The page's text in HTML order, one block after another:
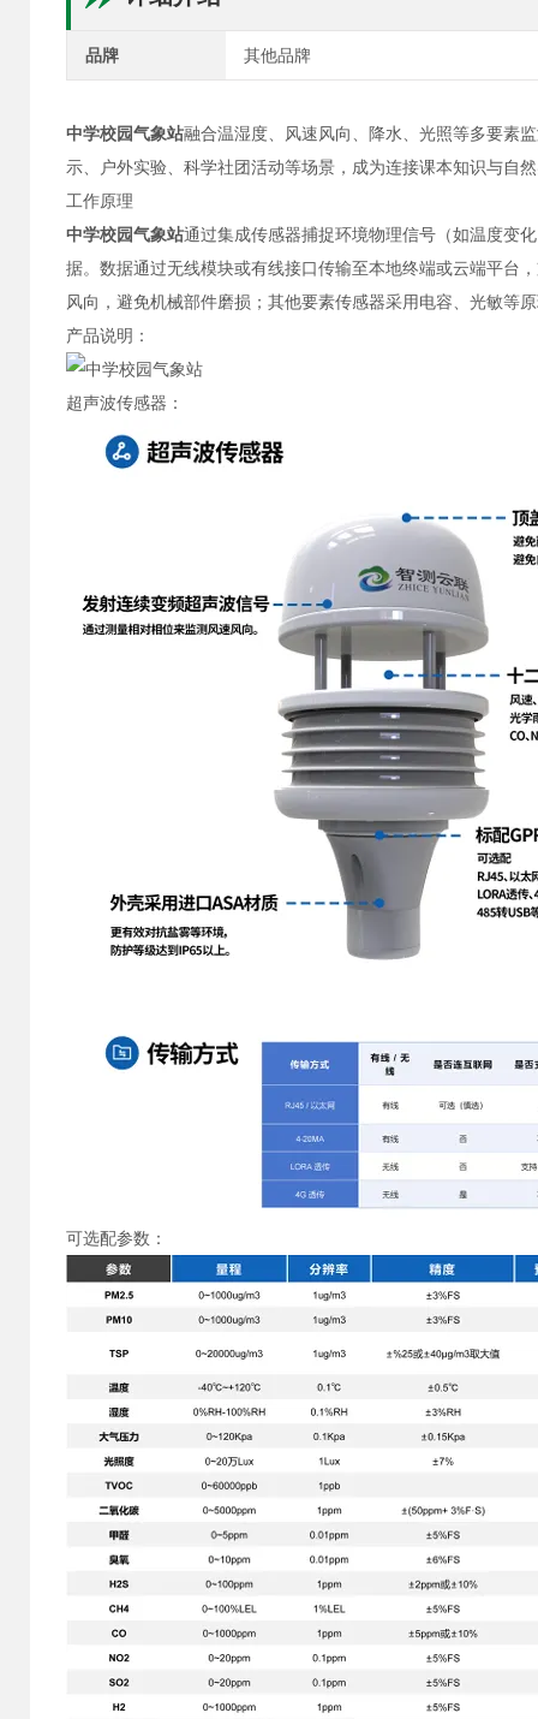
品牌 其他品牌
中学校园气象站融合温湿度、风速风向、降水、光照等多要素
示、户外实验、科学社团活动等场景，成为连接课本知识与自
工作原理
中学校园气象站通过集成传感器捕捉环境物理信号（如温度变
据。数据通过无线模块或有线接口传输至本地终端或云端平台
风向，避免机械部件磨损；其他要素传感器采用电容、光敏等
产品说明：
超声波传感器：
可选配参数：